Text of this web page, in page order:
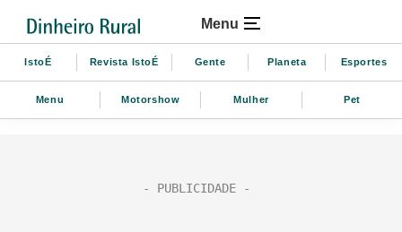
Menu
IstoÉ Revista IstoÉ Gente Planeta Esportes
Menu Motorshow Mulher Pet